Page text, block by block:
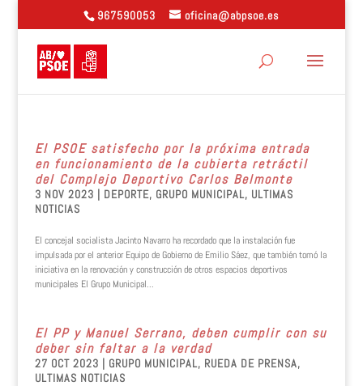
967590053 oficina@abpsoe.es
El PSOE satisfecho por la próxima entrada
en funcionamiento de la cubierta retráctil
del Complejo Deportivo Carlos Belmonte
3 NOV 2023 | DEPORTE, GRUPO MUNICIPAL, ULTIMAS
NOTICIAS
El concejal socialista Jacinto Navarro ha recordado que la instalación fue
impulsada por el anterior Equipo de Gobierno de Emilio Sáez, que también tomó la
iniciativa en la renovación y construcción de otros espacios deportivos
municipales El Grupo Municipal...
El PP y Manuel Serrano, deben cumplir con su
deber sin faltar a la verdad
27 OCT 2023 | GRUPO MUNICIPAL, RUEDA DE PRENSA,
ULTIMAS NOTICIAS